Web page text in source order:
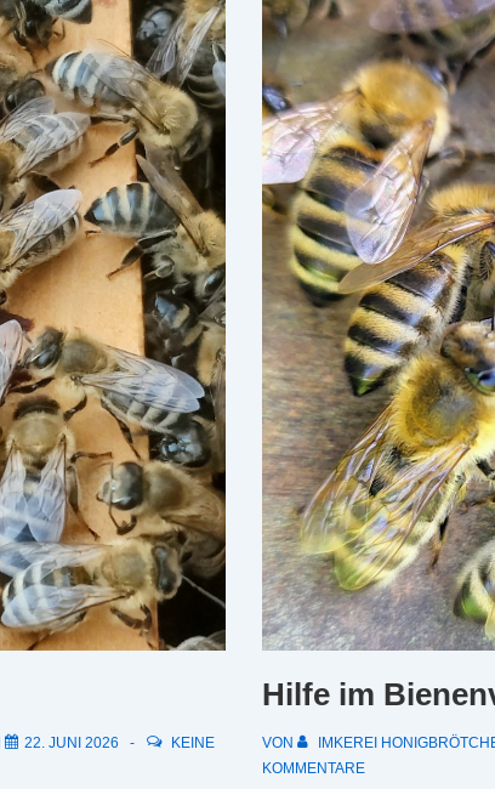
22. JUNI 2026
KEINE
Hilfe im
VON IMKEREI
KOMMENTARE